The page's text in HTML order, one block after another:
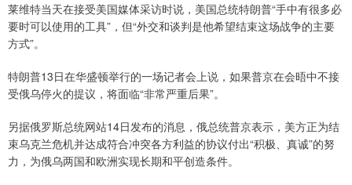
莱维特当天在接受美国媒体采访时说，美国总统特朗普“手中有很多必
要时可以使用的工具”，但“外交和谈判是他希望结束这场战争的主要
方式”。
特朗普13日在华盛顿举行的一场记者会上说，如果普京在会晤中不接
受俄乌停火的提议，将面临“非常严重后果”。
另据俄罗斯总统网站14日发布的消息，俄总统普京表示，美方正为结
束乌克兰危机并达成符合冲突各方利益的协议付出“积极、真诚”的努
力，为俄乌两国和欧洲实现长期和平创造条件。